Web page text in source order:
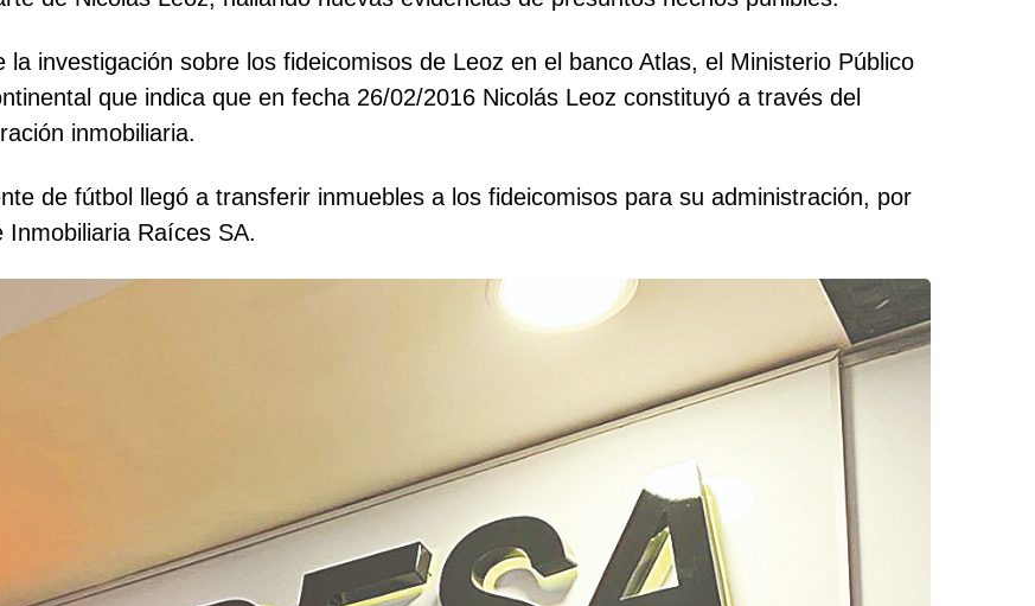
investigación sobre los fideicomisos de Leoz en el banco Atlas, el Ministerio Público
que indica que en fecha 26/02/2016 Nicolás Leoz constituyó a través del
inmobiliaria.
de fútbol llegó a transferir inmuebles a los fideicomisos para su administración, por
Raíces SA.